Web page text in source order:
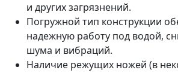
и других загрязнений.
Погружной тип конструкции
надежную работу под водой,
шума и вибраций.
Наличие режущих ножей (в